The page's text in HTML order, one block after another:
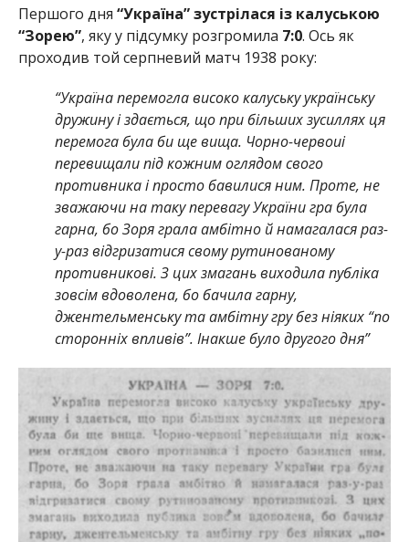
Першого дня “Україна” зустрілася із калуською
“Зорею”, яку у підсумку розгромила 7:0. Ось як
проходив той серпневий матч 1938 року:
“Україна перемогла високо калуську українську
дружину і здається, що при більших зусиллях ця
перемога була би ще вища. Чорно-червоиі
перевищали під кожним оглядом свого
противника і просто бавилися ним. Проте, не
зважаючи на таку перевагу України гра була
гарна, бо Зоря грала амбітно й намагалася раз-
у-раз відгризатися свому рутинованому
противникові. З цих змагань виходила публіка
зовсім вдоволена, бо бачила гарну,
джентельменську та амбітну гру без ніяких “по
сторонніх впливів”. Інакше було другого дня”